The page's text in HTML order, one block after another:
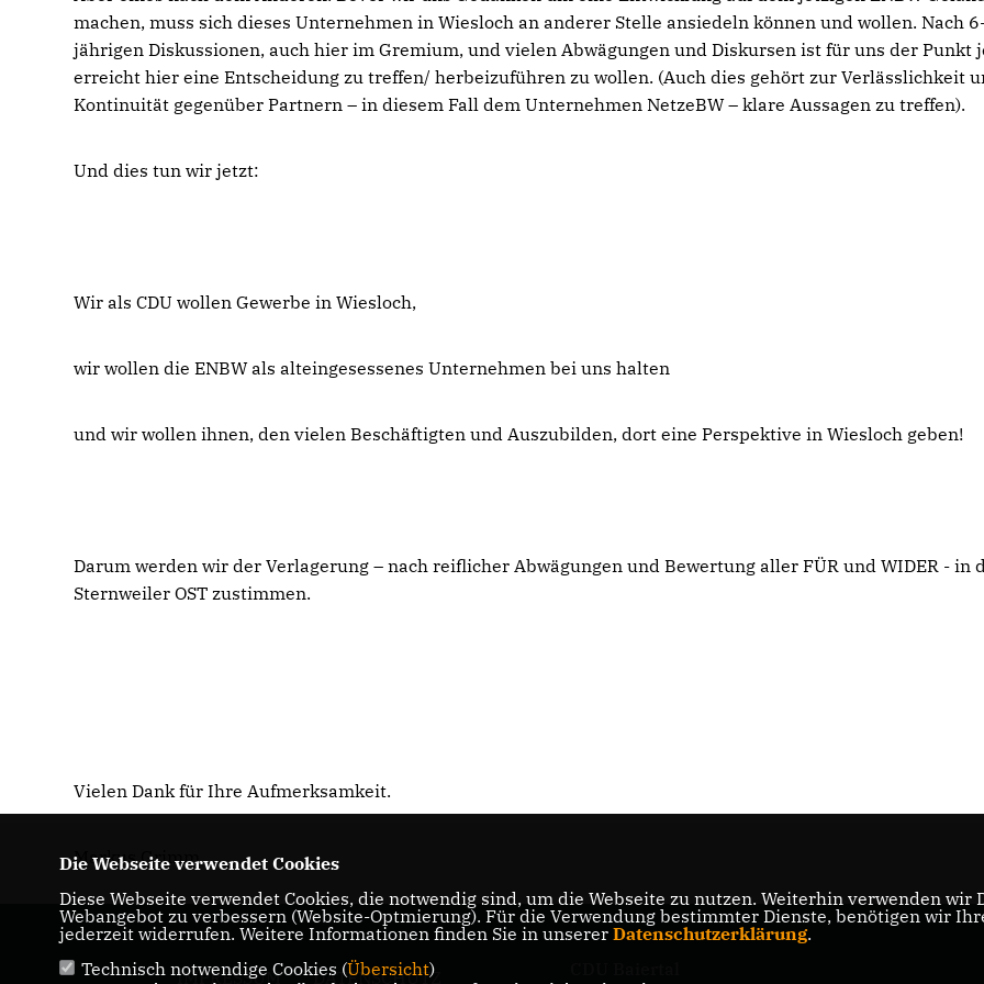
machen, muss sich dieses Unternehmen in Wiesloch an anderer Stelle ansiedeln können und wollen. Nach
jährigen Diskussionen, auch hier im Gremium, und vielen Abwägungen und Diskursen ist für uns der Punkt
erreicht hier eine Entscheidung zu treffen/ herbeizuführen zu wollen. (Auch dies gehört zur Verlässlichkeit
Kontinuität gegenüber Partnern – in diesem Fall dem Unternehmen NetzeBW – klare Aussagen zu treffen).
Und dies tun wir jetzt:
Wir als CDU wollen Gewerbe in Wiesloch,
wir wollen die ENBW als alteingesessenes Unternehmen bei uns halten
und wir wollen ihnen, den vielen Beschäftigten und Auszubilden, dort eine Perspektive in Wiesloch geben!
Darum werden wir der Verlagerung – nach reiflicher Abwägungen und Bewertung aller FÜR und WIDER - in
Sternweiler OST zustimmen.
Vielen Dank für Ihre Aufmerksamkeit.
Markus Grimm
IMPRESSUM DATENSCHUTZ
Die Webseite verwendet Cookies
Diese Webseite verwendet Cookies, die notwendig sind, um die Webseite zu nutzen. Weiterhin verwenden
Webangebot zu verbessern (Website-Optmierung). Für die Verwendung bestimmter Dienste, benötigen wir
jederzeit widerrufen. Weitere Informationen finden Sie in unserer Datenschutzerklärung.
Technisch notwendige Cookies (Übersicht)